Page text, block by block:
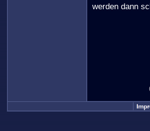
werden dann